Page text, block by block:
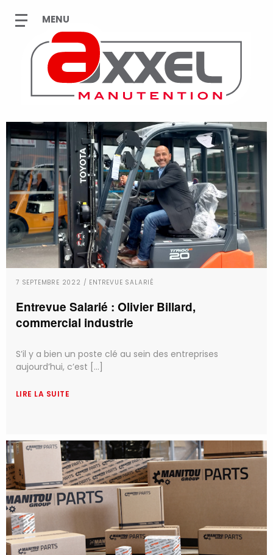
7 SEPTEMBRE 2022 / ENTREVUE SALARIÉ
Entrevue Salarié : Olivier Billard,
commercial industrie
S’il y a bien un poste clé au sein des entreprises
aujourd’hui, c’est [...]
LIRE LA SUITE